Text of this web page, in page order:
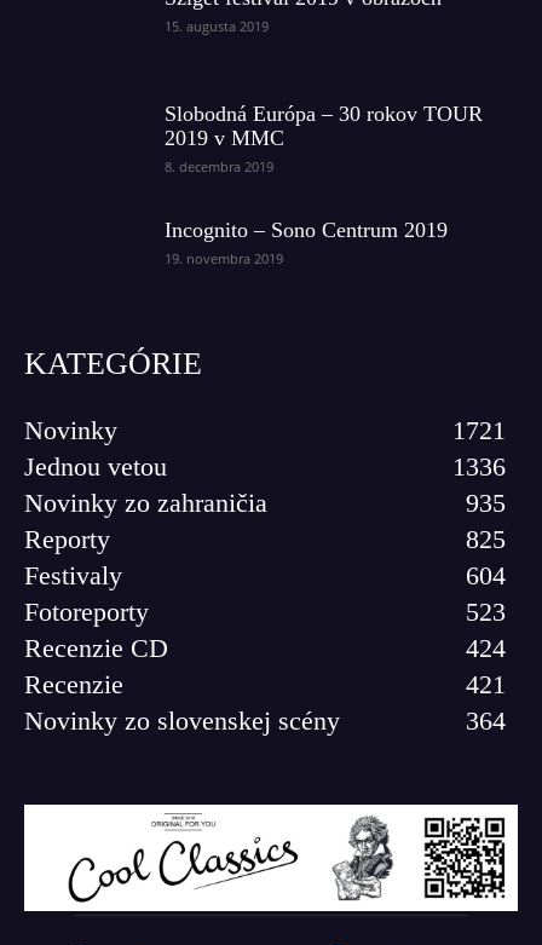
15. augusta 2019
Slobodná Európa – 30 rokov TOUR
2019 v MMC
8. decembra 2019
Incognito – Sono Centrum 2019
19. novembra 2019
KATEGÓRIE
Novinky
1721
Jednou vetou
1336
Novinky zo zahraničia
935
Reporty
825
Festivaly
604
Fotoreporty
523
Recenzie CD
424
Recenzie
421
Novinky zo slovenskej scény
364